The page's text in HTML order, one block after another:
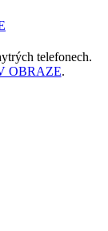
telefonech.
OBRAZE.